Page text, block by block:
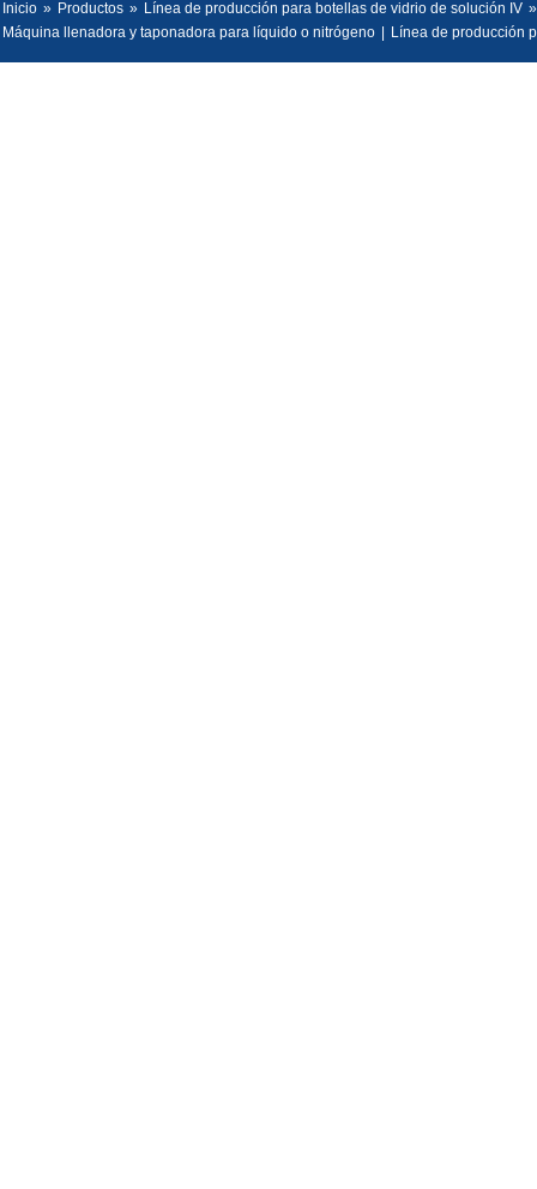
Inicio » Productos » Línea de producción para botellas de vidrio de solución IV
Máquina llenadora y taponadora para líquido o nitrógeno
Línea de producción